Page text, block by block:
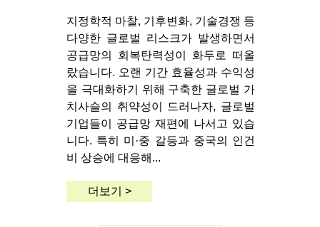
지정학적 마찰, 기후변화, 기술경쟁 등
다양한 글로벌 리스크가 발생하면서
공급망의 회복탄력성이 화두로 떠올
랐습니다. 오랜 기간 효율성과 수익성
을 극대화하기 위해 구축한 글로벌 가
치사슬의 취약성이 드러나자, 글로벌
기업들이 공급망 재편에 나서고 있습
니다. 특히 미·중 갈등과 중국의 인건
비 상승에 대응해...
더보기 >